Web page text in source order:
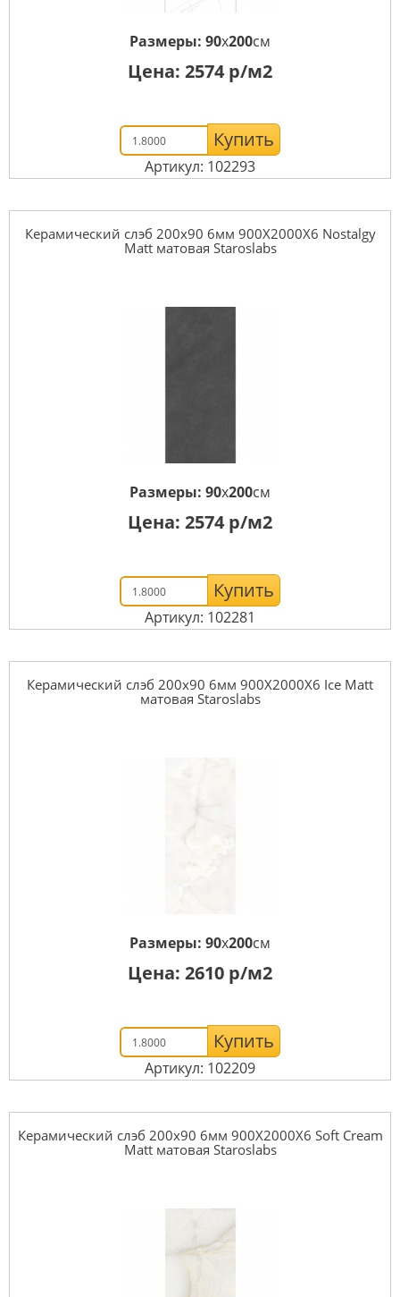
Размеры: 90x200см
Цена: 2574 р/м2
Купить
Артикул: 102293
Керамический слэб 200x90 6мм 900X2000X6 Nostalgy
Matt матовая Staroslabs
Размеры: 90x200см
Цена: 2574 р/м2
Купить
Артикул: 102281
Керамический слэб 200x90 6мм 900X2000X6 Ice Matt
матовая Staroslabs
Размеры: 90x200см
Цена: 2610 р/м2
Купить
Артикул: 102209
Керамический слэб 200x90 6мм 900X2000X6 Soft Cream
Matt матовая Staroslabs